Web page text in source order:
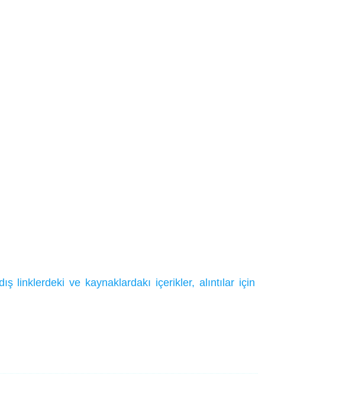
linklerdeki ve kaynaklardakı içerikler, alıntılar için